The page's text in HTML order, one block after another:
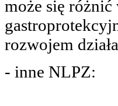
może się
rozwojem
- inne NLPZ: